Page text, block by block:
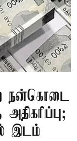
நன்கொடை
இடம்